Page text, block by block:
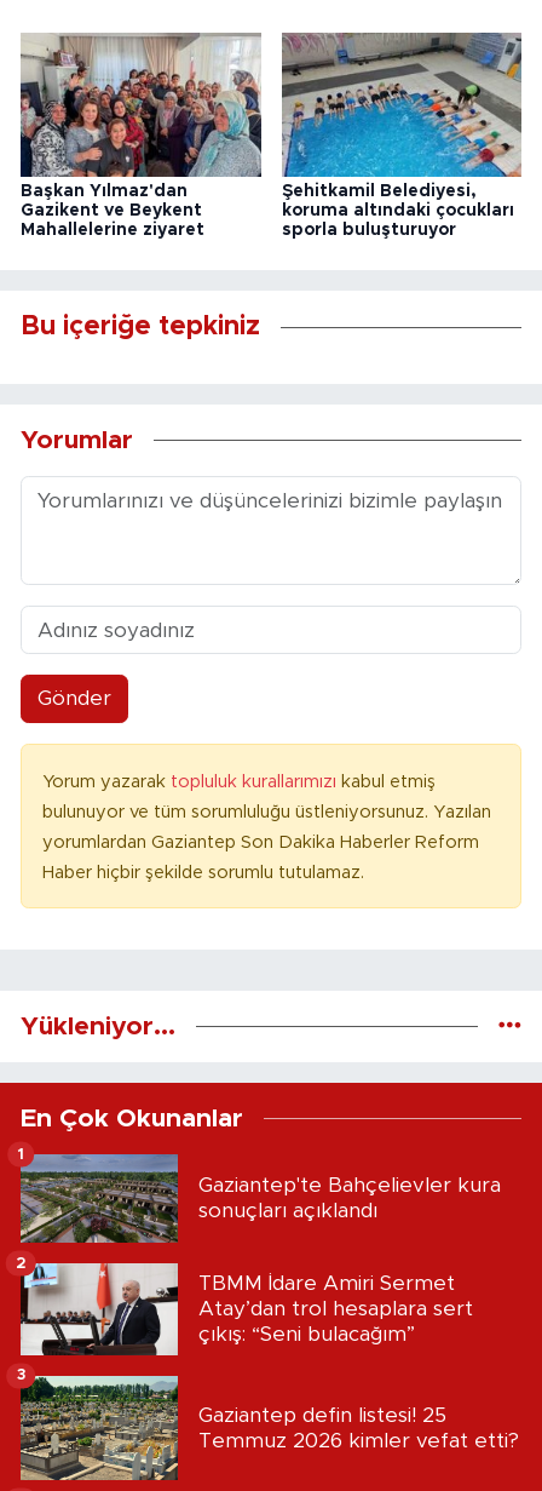
Başkan Yılmaz'dan
Gazikent ve Beykent
Mahallelerine ziyaret
Şehitkamil Belediyesi,
koruma altındaki çocukları
sporla buluşturuyor
Bu içeriğe tepkiniz
Yorumlar
Gönder
Yorum yazarak topluluk kurallarımızı kabul etmiş
bulunuyor ve tüm sorumluluğu üstleniyorsunuz. Yazılan
yorumlardan Gaziantep Son Dakika Haberler Reform
Haber hiçbir şekilde sorumlu tutulamaz.
Yükleniyor...
En Çok Okunanlar
Gaziantep'te Bahçelievler kura
sonuçları açıklandı
1
TBMM İdare Amiri Sermet
Atay’dan trol hesaplara sert
çıkış: “Seni bulacağım”
2
Gaziantep defin listesi! 25
Temmuz 2026 kimler vefat etti?
3